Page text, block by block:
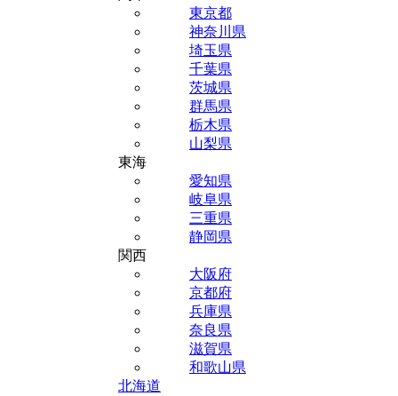
東京都
神奈川県
埼玉県
千葉県
茨城県
群馬県
栃木県
山梨県
東海
愛知県
岐阜県
三重県
静岡県
関西
大阪府
京都府
兵庫県
奈良県
滋賀県
和歌山県
北海道